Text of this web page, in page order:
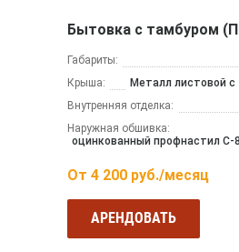
Бытовка с тамбуром
Габариты:
Крыша:
Металл листовой
Внутренняя отделка:
Наружная обшивка:
оцинкованный профнастил С-
От 4 200 руб./месяц
АРЕНДОВАТЬ